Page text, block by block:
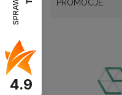
PROMOCJE
4.9